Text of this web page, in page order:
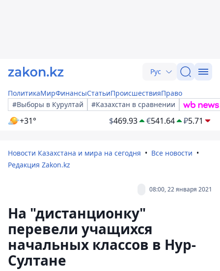
Рус
ПолитикаМирФинансыСтатьиПроисшествияПраво
#Выборы в Курултай
#Казахстан в сравнении
+31° $469.93 €541.64 ₽5.71
Новости Казахстана и мира на сегодня
Все новости
Редакция Zakon.kz
08:00, 22 января 2021
На "дистанционку"
перевели учащихся
начальных классов в Нур-
Султане